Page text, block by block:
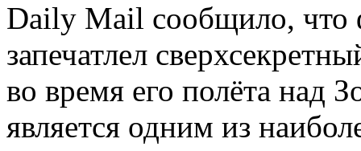
Daily Mail сообщило, что
запечатлел
во время его полёта над
является одним из